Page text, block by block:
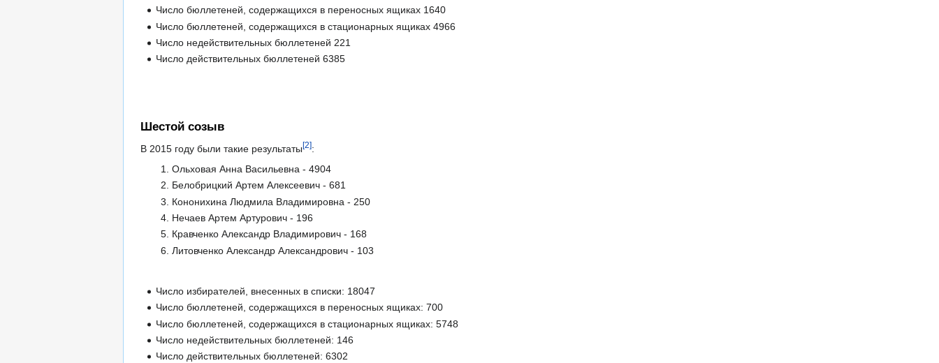
Число бюллетеней, содержащихся в переносных ящиках 1640
Число бюллетеней, содержащихся в стационарных ящиках 4966
Число недействительных бюллетеней 221
Число действительных бюллетеней 6385
Шестой созыв
В 2015 году были такие результаты[2]:
Ольховая Анна Васильевна - 4904
Белобрицкий Артем Алексеевич - 681
Кононихина Людмила Владимировна - 250
Нечаев Артем Артурович - 196
Кравченко Александр Владимирович - 168
Литовченко Александр Александрович - 103
Число избирателей, внесенных в списки: 18047
Число бюллетеней, содержащихся в переносных ящиках: 700
Число бюллетеней, содержащихся в стационарных ящиках: 5748
Число недействительных бюллетеней: 146
Число действительных бюллетеней: 6302